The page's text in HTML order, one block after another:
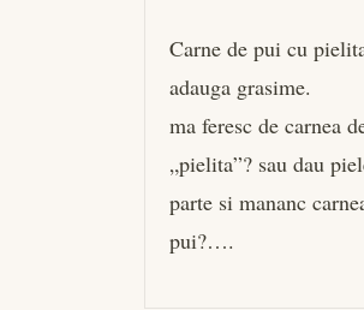
Carne de pui cu
adauga grasime.
ma feresc de carnea
„pielita”? sau dau
parte si mananc
pui?….